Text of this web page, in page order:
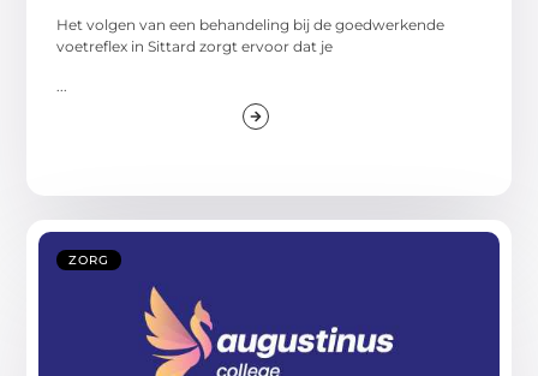
Het volgen van een behandeling bij de goedwerkende
voetreflex in Sittard zorgt ervoor dat je
ZORG